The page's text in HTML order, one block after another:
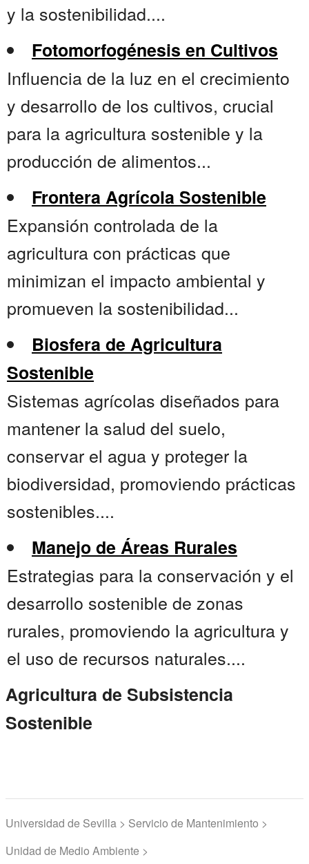
y la sostenibilidad....
Fotomorfogénesis en Cultivos
Influencia de la luz en el crecimiento
y desarrollo de los cultivos, crucial
para la agricultura sostenible y la
producción de alimentos...
Frontera Agrícola Sostenible
Expansión controlada de la
agricultura con prácticas que
minimizan el impacto ambiental y
promueven la sostenibilidad...
Biosfera de Agricultura
Sostenible
Sistemas agrícolas diseñados para
mantener la salud del suelo,
conservar el agua y proteger la
biodiversidad, promoviendo prácticas
sostenibles....
Manejo de Áreas Rurales
Estrategias para la conservación y el
desarrollo sostenible de zonas
rurales, promoviendo la agricultura y
el uso de recursos naturales....
Agricultura de Subsistencia
Sostenible
Universidad de Sevilla > Servicio de Mantenimiento >
Unidad de Medio Ambiente >